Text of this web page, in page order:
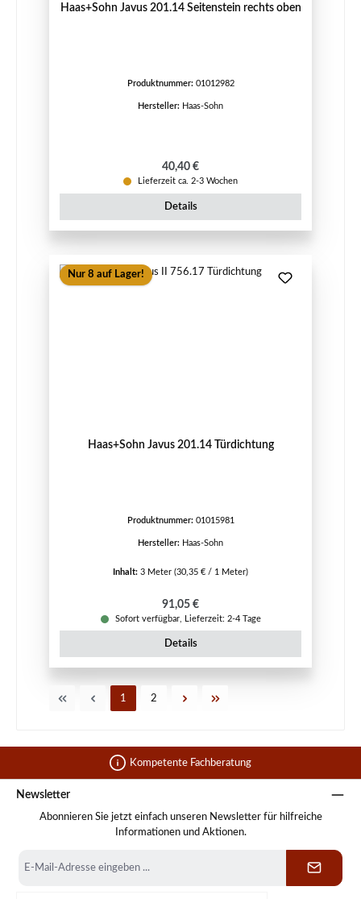
Haas+Sohn Javus 201.14 Seitenstein rechts oben
Produktnummer: 01012982
Hersteller: Haas-Sohn
Regulärer Preis:
40,40 €
Lieferzeit ca. 2-3 Wochen
Details
Nur 8 auf Lager!
Haas+Sohn Javus 201.14 Türdichtung
Produktnummer: 01015981
Hersteller: Haas-Sohn
Inhalt: 3 Meter (30,35 € / 1 Meter)
Regulärer Preis:
91,05 €
Sofort verfügbar, Lieferzeit: 2-4 Tage
Details
Seite
1 Seite
2
Kompetente Fachberatung
Newsletter
Abonnieren Sie jetzt einfach unseren Newsletter für hilfreiche
Informationen und Aktionen.
Mail-